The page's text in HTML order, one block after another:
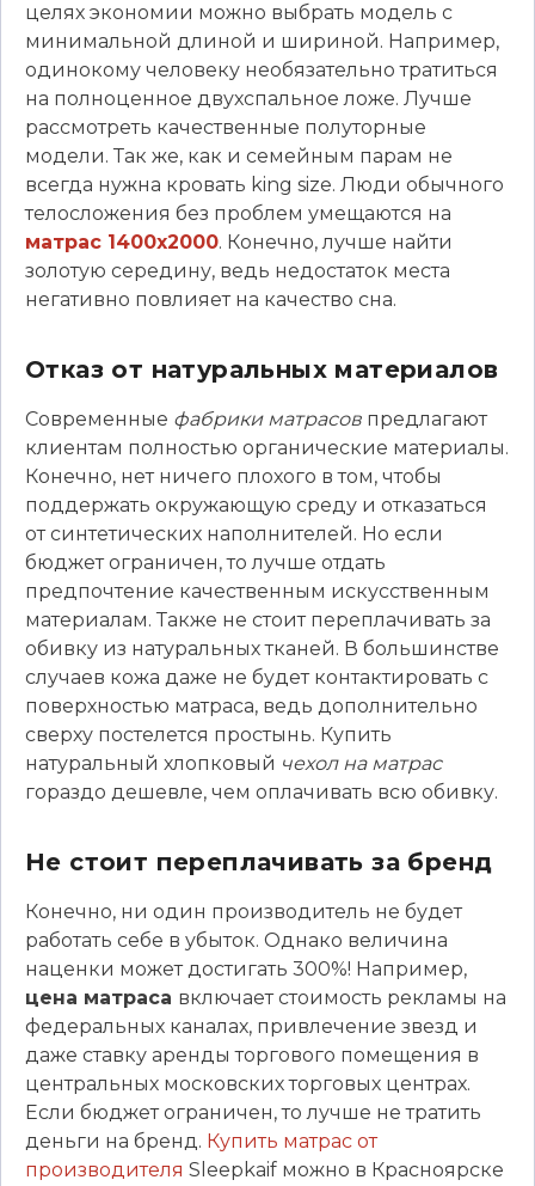
целях экономии можно выбрать модель с
минимальной длиной и шириной. Например,
одинокому человеку необязательно тратиться
на полноценное двухспальное ложе. Лучше
рассмотреть качественные полуторные
модели. Так же, как и семейным парам не
всегда нужна кровать king size. Люди обычного
телосложения без проблем умещаются на
матрас 1400х2000. Конечно, лучше найти
золотую середину, ведь недостаток места
негативно повлияет на качество сна.
Отказ от натуральных материалов
Современные фабрики матрасов предлагают
клиентам полностью органические материалы.
Конечно, нет ничего плохого в том, чтобы
поддержать окружающую среду и отказаться
от синтетических наполнителей. Но если
бюджет ограничен, то лучше отдать
предпочтение качественным искусственным
материалам. Также не стоит переплачивать за
обивку из натуральных тканей. В большинстве
случаев кожа даже не будет контактировать с
поверхностью матраса, ведь дополнительно
сверху постелется простынь. Купить
натуральный хлопковый чехол на матрас
гораздо дешевле, чем оплачивать всю обивку.
Не стоит переплачивать за бренд
Конечно, ни один производитель не будет
работать себе в убыток. Однако величина
наценки может достигать 300%! Например,
цена матраса включает стоимость рекламы на
федеральных каналах, привлечение звезд и
даже ставку аренды торгового помещения в
центральных московских торговых центрах.
Если бюджет ограничен, то лучше не тратить
деньги на бренд. Купить матрас от
производителя Sleepkaif можно в Красноярске